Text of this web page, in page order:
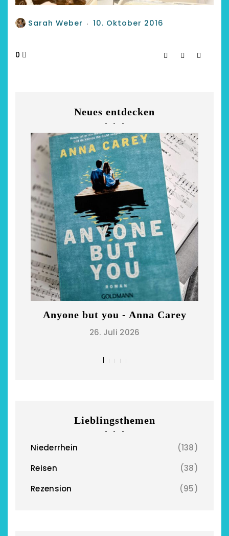
Hofcafés am
Restsommer -
Neues entdecken
Anyone but you - Anna Carey
26. Juli 2026
Lieblingsthemen
Niederrhein
(138)
Reisen
(38)
Rezension
(95)
Sarah Weber 10. Oktober 2016
0